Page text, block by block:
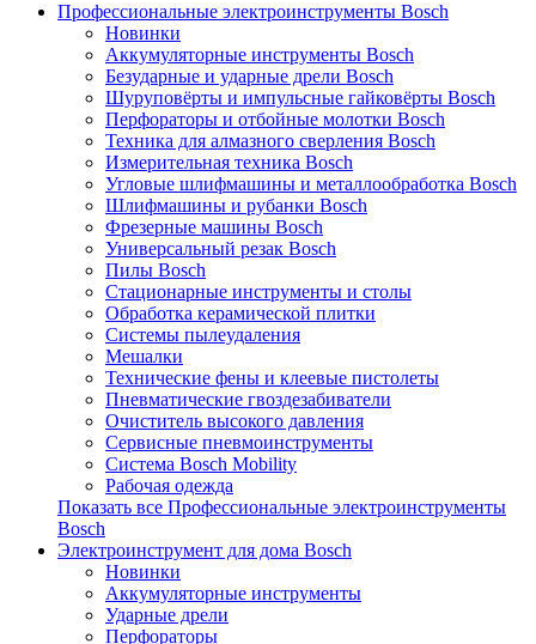
Профессиональные электроинструменты Bosch
Новинки
Аккумуляторные инструменты Bosch
Безударные и ударные дрели Bosch
Шуруповёрты и импульсные гайковёрты Bosch
Перфораторы и отбойные молотки Bosch
Техника для алмазного сверления Bosch
Измерительная техника Bosch
Угловые шлифмашины и металлообработка Bosch
Шлифмашины и рубанки Bosch
Фрезерные машины Bosch
Универсальный резак Bosch
Пилы Bosch
Стационарные инструменты и столы
Обработка керамической плитки
Системы пылеудаления
Мешалки
Технические фены и клеевые пистолеты
Пневматические гвоздезабиватели
Очиститель высокого давления
Сервисные пневмоинструменты
Система Bosch Mobility
Рабочая одежда
Показать все Профессиональные электроинструменты
Bosch
Электроинструмент для дома Bosch
Новинки
Аккумуляторные инструменты
Ударные дрели
Перфораторы